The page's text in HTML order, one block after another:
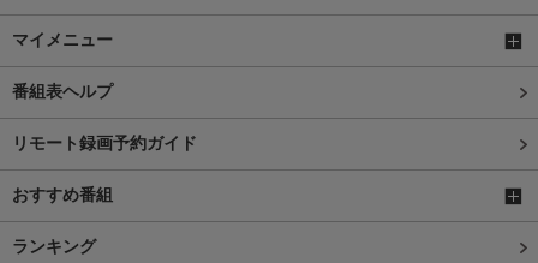
マイメニュー
番組表ヘルプ
リモート録画予約ガイド
おすすめ番組
ランキング